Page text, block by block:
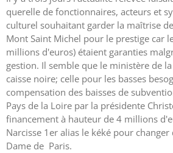
querelle de fonctionnaires, acteurs et
culturel souhaitant garder la maîtrise
Mont Saint Michel pour le prestige car
millions d'euros) étaient garanties
gestion. Il semble que le ministère de
caisse noire; celle pour les basses
compensation des baisses de
Pays de la Loire par la présidente
financement à hauteur de 4 millions
Narcisse 1er alias le kéké pour
Dame de Paris.